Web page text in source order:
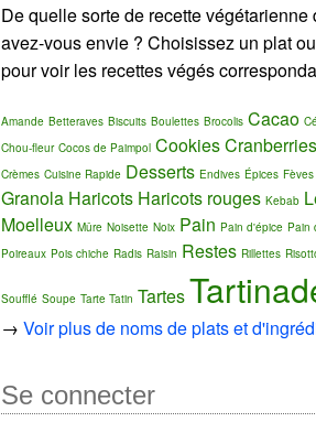
De quelle sorte de recette végétarienne
avez-vous envie ? Choisissez un plat
pour voir les recettes végés
Amande Betteraves Biscuits Boulettes Brocolis Cacao
Chou-fleur Cocos de Paimpol CookiesCranberries
Crèmes Cuisine Rapide Desserts Endives Épices Fèves
Granola Haricots Haricots rouges Kebab
Moelleux Mûre Noisette Noix Pain Pain d'épice Pain
Poireaux Pois chiche Radis Raisin Restes Rillettes
Soufflé Soupe Tarte Tatin Tartes
→Voir plus de noms de plats et
Se connecter